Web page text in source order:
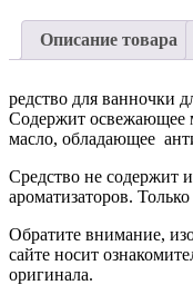
Описание товара
редство для ванночки
Содержит освежающее
масло, обладающее
Средство не содержит
ароматизаторов.
Обратите внимание,
сайте носит
оригинала.